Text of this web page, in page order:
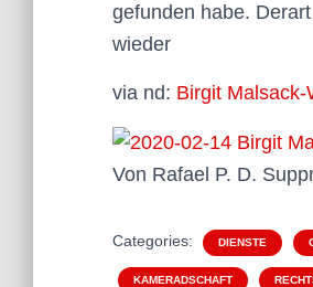
gefunden habe.
wieder
via nd: Birgit
Von Rafael P. D.
Categories: DIENSTE
KAMERADSCHAFT